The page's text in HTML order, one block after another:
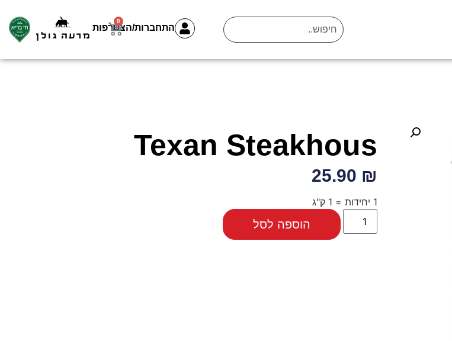
התחברות/הצטרפות
0
Texan Steakhous
₪ 25.90
1 יחידות = 1 ק"ג
הוספה לסל